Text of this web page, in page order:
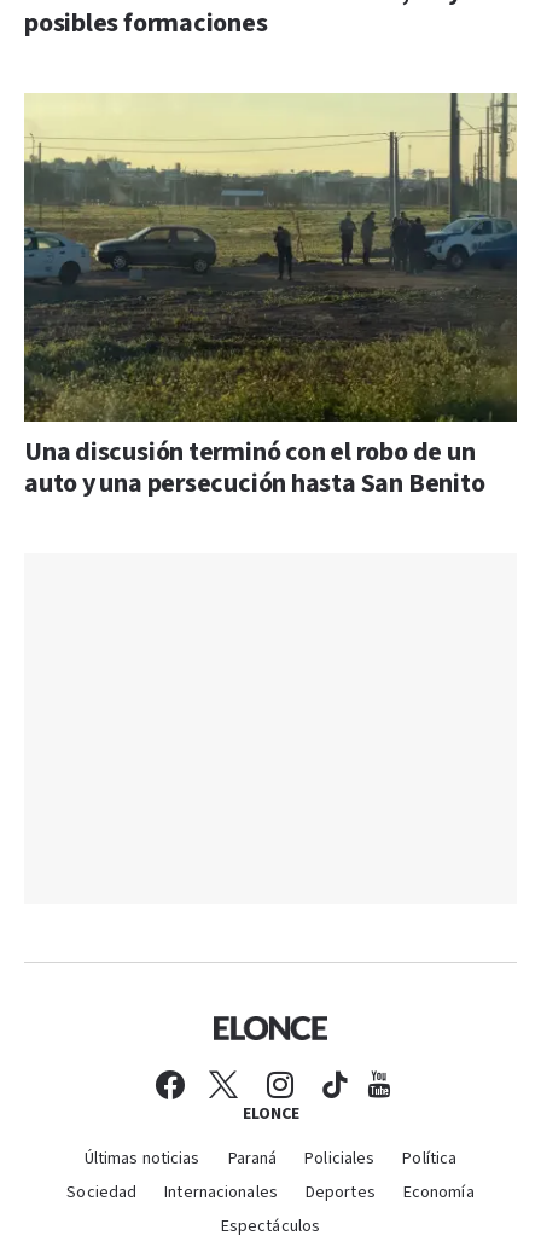
posibles formaciones
Una discusión terminó con el robo de un
auto y una persecución hasta San Benito
ELONCE
Últimas noticias Paraná Policiales
Política
Sociedad
Internacionales Deportes
Economía
Espectáculos